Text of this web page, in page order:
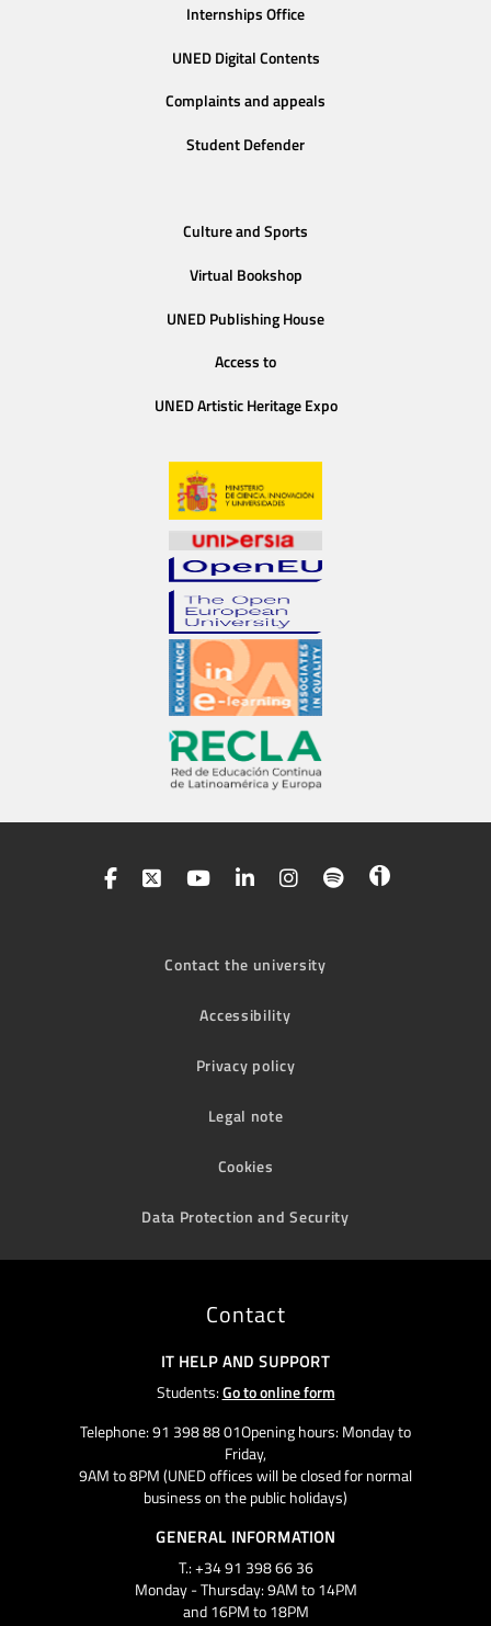
Internships Office
UNED Digital Contents
Complaints and appeals
Student Defender
Culture and Sports
Virtual Bookshop
UNED Publishing House
Access to
UNED Artistic Heritage Expo
Contact the university
Accessibility
Privacy policy
Legal note
Cookies
Data Protection and Security
Contact
IT HELP AND SUPPORT
Students:Go to online form
Telephone: 91 398 88 01Opening hours: Monday to
Friday,
9AM to 8PM (UNED offices will be closed for normal
business on the public holidays)
GENERAL INFORMATION
T.: +34 91 398 66 36
Monday - Thursday: 9AM to 14PM
and 16PM to 18PM